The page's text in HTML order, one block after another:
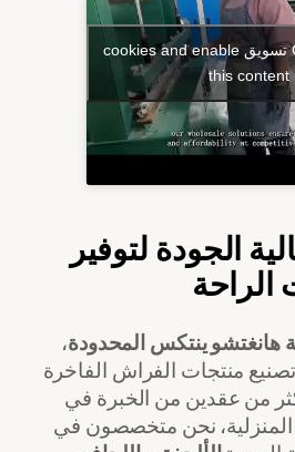
Click to accept تسويق cookies and enable
this content
الجودة لتوفير
هانغتشو ينتكس المحدودة،
منتجات الفراش الفاخرة
مع أكثر من عقدين من الخبرة في
نحن متخصصون في